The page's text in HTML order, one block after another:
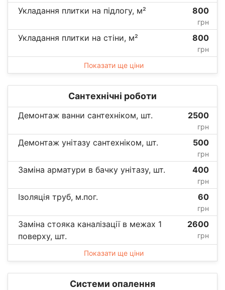
Укладання плитки на підлогу, м² 800
грн
Укладання плитки на стіни, м² 800
грн
Показати ще ціни
Сантехнічні роботи
Демонтаж ванни сантехніком, шт. 2500
грн
Демонтаж унітазу сантехніком, шт. 500
грн
Заміна арматури в бачку унітазу, шт. 400
грн
Ізоляція труб, м.пог. 60
грн
Заміна стояка каналізації в межах 1
поверху, шт.
2600
грн
Показати ще ціни
Системи опалення